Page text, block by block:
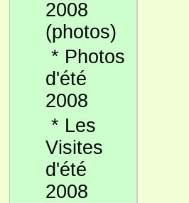
2008
(photos)
* Photos
d'été
2008
* Les
Visites
d'été
2008